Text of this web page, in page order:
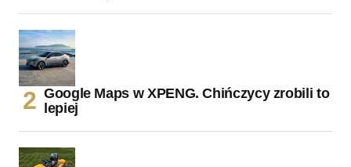
Google Maps w XPENG. Chińczycy zrobili to
lepiej